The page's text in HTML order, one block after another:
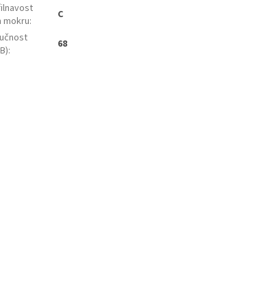
mokru:
C
: 68